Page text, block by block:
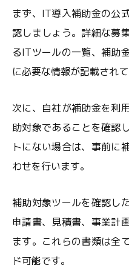
まず、IT導入補助金の公
認しましょう。詳細な募
るITツールの一覧、補助
に必要な情報が記載されて
次に、自社が補助金を利
助対象であることを確認
トにない場合は、事前に
わせを行います。
補助対象ツールを確認し
申請書、見積書、事業計
ます。これらの書類は全
ド可能です。